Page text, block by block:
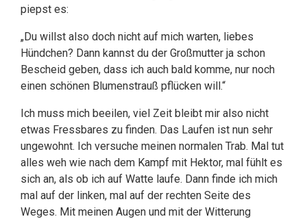
piepst es:
„Du willst also doch nicht auf mich warten, liebes
Hündchen? Dann kannst du der Großmutter ja schon
Bescheid geben, dass ich auch bald komme, nur noch
einen schönen Blumenstrauß pflücken will.“
Ich muss mich beeilen, viel Zeit bleibt mir also nicht
etwas Fressbares zu finden. Das Laufen ist nun sehr
ungewohnt. Ich versuche meinen normalen Trab. Mal tut
alles weh wie nach dem Kampf mit Hektor, mal fühlt es
sich an, als ob ich auf Watte laufe. Dann finde ich mich
mal auf der linken, mal auf der rechten Seite des
Weges. Mit meinen Augen und mit der Witterung